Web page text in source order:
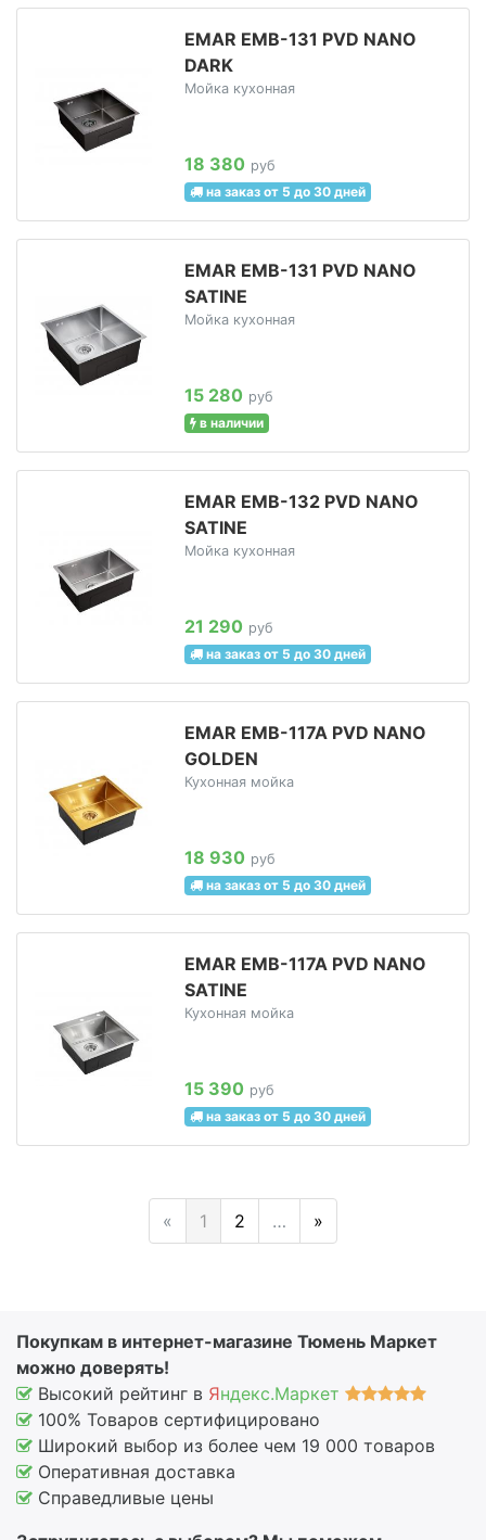
EMAR EMB-131 PVD NANO
DARK
Мойка кухонная
18 380 руб
на заказ от 5 до 30 дней
EMAR EMB-131 PVD NANO
SATINE
Мойка кухонная
15 280 руб
в наличии
EMAR EMB-132 PVD NANO
SATINE
Мойка кухонная
21 290 руб
на заказ от 5 до 30 дней
EMAR EMB-117A PVD NANO
GOLDEN
Кухонная мойка
18 930 руб
на заказ от 5 до 30 дней
EMAR EMB-117A PVD NANO
SATINE
Кухонная мойка
15 390 руб
на заказ от 5 до 30 дней
« 1 2 … »
Покупкам в интернет-магазине Тюмень Маркет
можно доверять!
Высокий рейтинг в Яндекс.Маркет
100% Товаров сертифицировано
Широкий выбор из более чем 19 000 товаров
Оперативная доставка
Справедливые цены